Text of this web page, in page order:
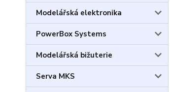
Modelářská elektronika
PowerBox Systems
Modelářská bižuterie
Serva MKS